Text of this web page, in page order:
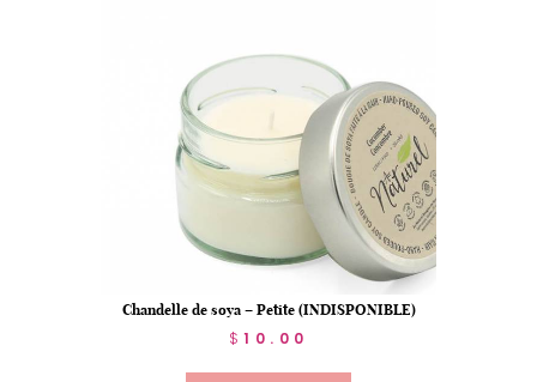
Chandelle de soya – Petite (INDISPONIBLE)
$ 10.00